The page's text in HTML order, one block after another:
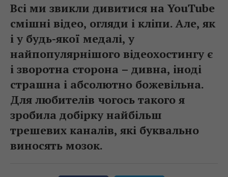
Всі ми звикли дивитися на YouTube
смішні відео, огляди і кліпи. Але, як
і у будь-якої медалі, у
найпопулярнішого відеохостингу є
і зворотна сторона – дивна, іноді
страшна і абсолютно божевільна.
Для любителів чогось такого я
зробила добірку найбільш
трешевих каналів, які буквально
виносять мозок.